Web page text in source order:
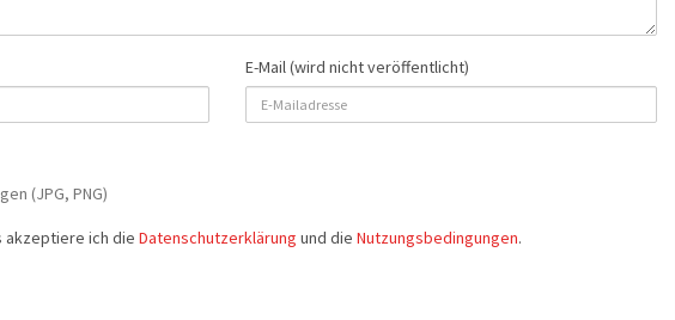
E-Mail (wird nicht veröffentlicht)
(JPG, PNG)
akzeptiere ich die Datenschutzerklärung und die Nutzungsbedingungen.